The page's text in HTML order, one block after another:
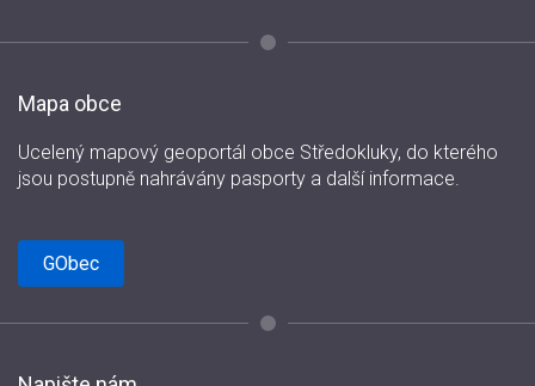
Mapa obce
Ucelený mapový geoportál obce Středokluky, do kterého
jsou postupně nahrávány pasporty a další informace.
GObec